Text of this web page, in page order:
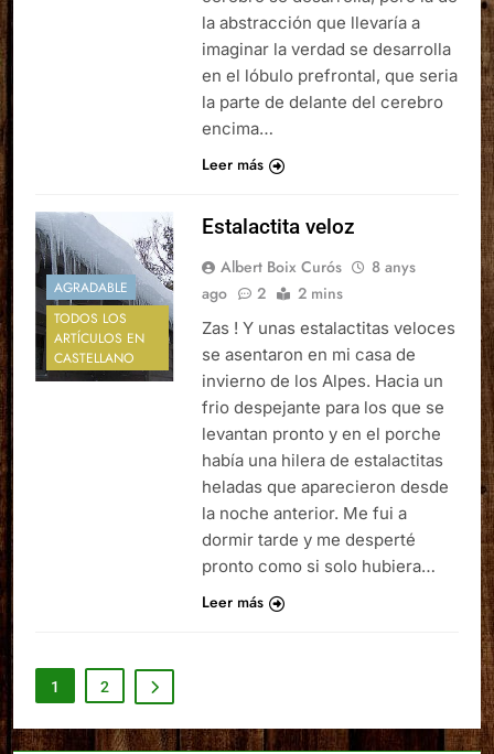
la abstracción que llevaría a
imaginar la verdad se desarrolla
en el lóbulo prefrontal, que seria
la parte de delante del cerebro
encima…
Leer más
AGRADABLE
TODOS LOS
ARTÍCULOS EN
CASTELLANO
Estalactita veloz
Albert Boix Curós
8 anys
ago
2 2 mins
Zas ! Y unas estalactitas veloces
se asentaron en mi casa de
invierno de los Alpes. Hacia un
frio despejante para los que se
levantan pronto y en el porche
había una hilera de estalactitas
heladas que aparecieron desde
la noche anterior. Me fui a
dormir tarde y me desperté
pronto como si solo hubiera…
Leer más
1 2